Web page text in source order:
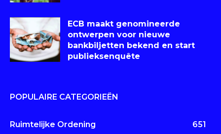
ECB maakt genomineerde
ontwerpen voor nieuwe
bankbiljetten bekend en start
publieksenquête
POPULAIRE CATEGORIEËN
Ruimtelijke Ordening 651